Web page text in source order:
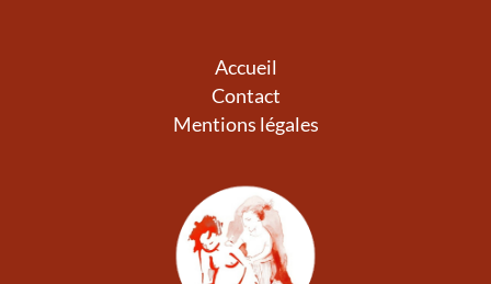
Accueil
Contact
Mentions légales